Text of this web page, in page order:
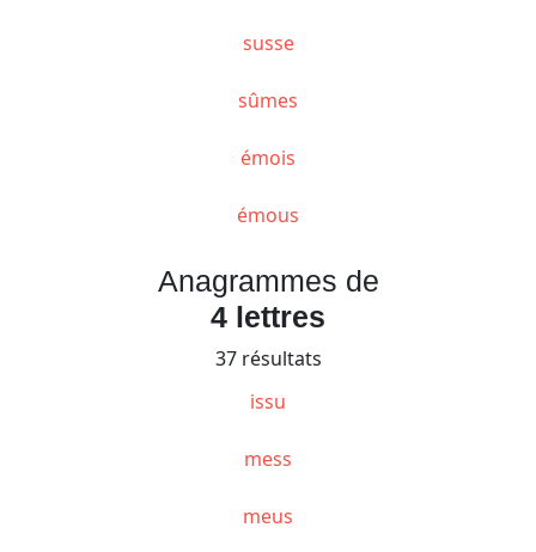
susse
sûmes
émois
émous
Anagrammes de
4 lettres
37 résultats
issu
mess
meus